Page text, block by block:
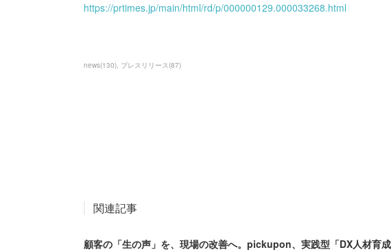
https://prtimes.jp/main/html/rd/p/000000129.000033268.html
news(130) プレスリリース(87)
関連記事
顧客の「生の声」を、現場の改善へ。pickupon、実践型「DX人材育